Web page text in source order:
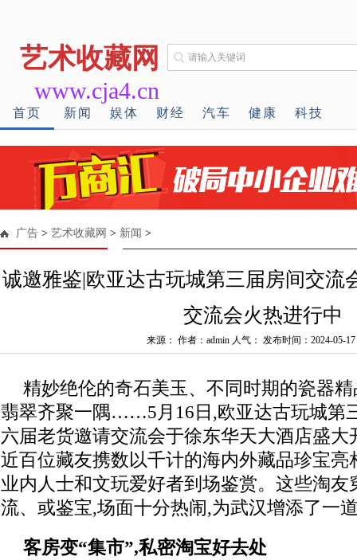
艺术收藏网
www.cja4.cn
首页 新闻 娱体 财经 汽车 健康 科技
广告 > 艺术收藏网 > 新闻 >
诚邀雅鉴|欧亚达古玩城第三届房间交流
交流会火热进行中
来源： 作者：admin 人气： 发布时间：2024-05-17
精妙绝伦的奇石美玉、不同时期的瓷器
翡翠齐聚一隅……5月16日,欧亚达古玩城第
六届老货邀请交流会于徐东华天大酒店盛大
近百位藏友携数以千计的海内外藏品珍宝亮
业内人士和文玩爱好者到场鉴赏。这些淘友
流、或鉴宝,场面十分热闹,为武汉增添了一
客房变“集市”,私密淘宝好去处